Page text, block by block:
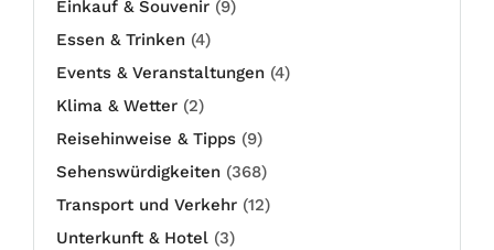
Einkauf & Souvenir (9)
Essen & Trinken (4)
Events & Veranstaltungen (4)
Klima & Wetter (2)
Reisehinweise & Tipps (9)
Sehenswürdigkeiten (368)
Transport und Verkehr (12)
Unterkunft & Hotel (3)